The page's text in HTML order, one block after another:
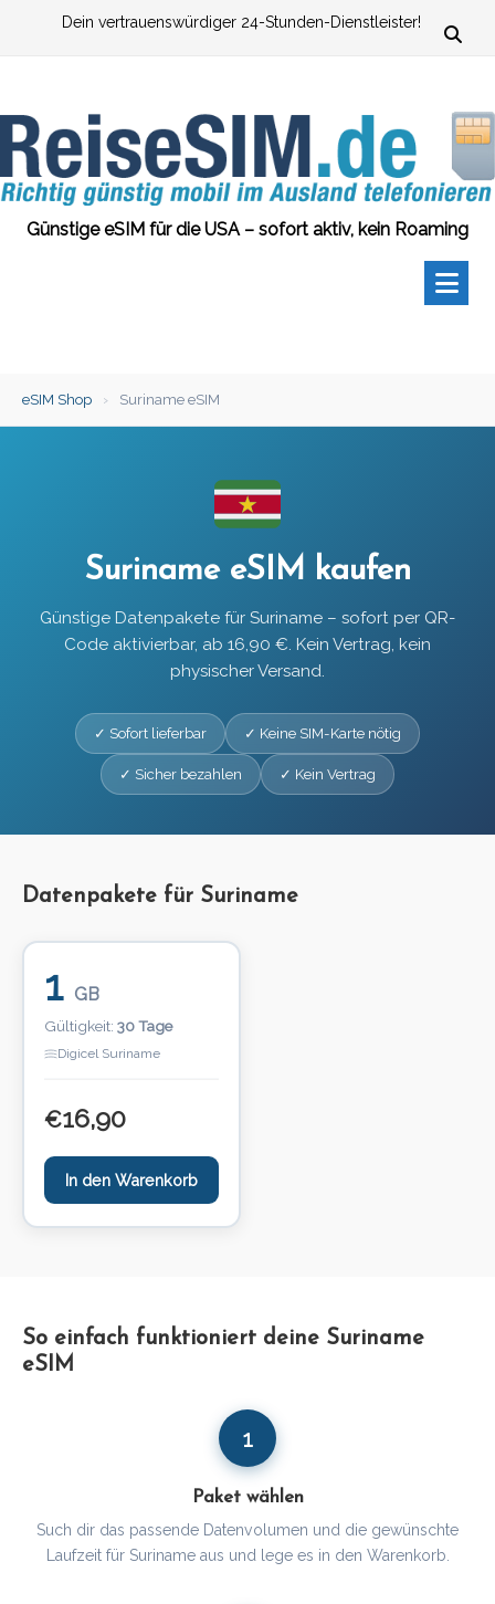
Dein vertrauenswürdiger 24-Stunden-Dienstleister!
Günstige eSIM für die USA – sofort aktiv, kein Roaming
eSIM Shop › Suriname eSIM
Suriname eSIM kaufen
Günstige Datenpakete für Suriname – sofort per QR-
Code aktivierbar, ab 16,90 €. Kein Vertrag, kein
physischer Versand.
✓ Sofort lieferbar ✓ Keine SIM-Karte nötig
✓ Sicher bezahlen ✓ Kein Vertrag
Datenpakete für Suriname
1 GB
Gültigkeit: 30 Tage
Digicel Suriname
€16,90
In den Warenkorb
So einfach funktioniert deine Suriname
eSIM
1
Paket wählen
Such dir das passende Datenvolumen und die gewünschte
Laufzeit für Suriname aus und lege es in den Warenkorb.